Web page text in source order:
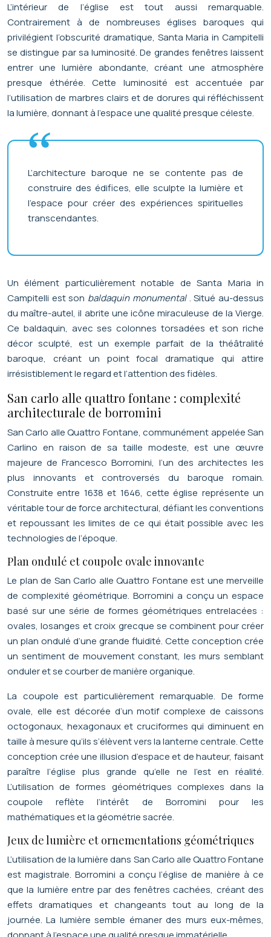
L’intérieur de l’église est tout aussi remarquable.
Contrairement à de nombreuses églises baroques qui
privilégient l’obscurité dramatique, Santa Maria in Campitelli
se distingue par sa luminosité. De grandes fenêtres laissent
entrer une lumière abondante, créant une atmosphère
presque éthérée. Cette luminosité est accentuée par
l’utilisation de marbres clairs et de dorures qui réfléchissent
la lumière, donnant à l’espace une qualité presque céleste.
L’architecture baroque ne se contente pas de
construire des édifices, elle sculpte la lumière et
l’espace pour créer des expériences spirituelles
transcendantes.
Un élément particulièrement notable de Santa Maria in
Campitelli est son baldaquin monumental. Situé au-dessus
du maître-autel, il abrite une icône miraculeuse de la Vierge.
Ce baldaquin, avec ses colonnes torsadées et son riche
décor sculpté, est un exemple parfait de la théâtralité
baroque, créant un point focal dramatique qui attire
irrésistiblement le regard et l’attention des fidèles.
San carlo alle quattro fontane : complexité
architecturale de borromini
San Carlo alle Quattro Fontane, communément appelée San
Carlino en raison de sa taille modeste, est une œuvre
majeure de Francesco Borromini, l’un des architectes les
plus innovants et controversés du baroque romain.
Construite entre 1638 et 1646, cette église représente un
véritable tour de force architectural, défiant les conventions
et repoussant les limites de ce qui était possible avec les
technologies de l’époque.
Plan ondulé et coupole ovale innovante
Le plan de San Carlo alle Quattro Fontane est une merveille
de complexité géométrique. Borromini a conçu un espace
basé sur une série de formes géométriques entrelacées :
ovales, losanges et croix grecque se combinent pour créer
un plan ondulé d’une grande fluidité. Cette conception crée
un sentiment de mouvement constant, les murs semblant
onduler et se courber de manière organique.
La coupole est particulièrement remarquable. De forme
ovale, elle est décorée d’un motif complexe de caissons
octogonaux, hexagonaux et cruciformes qui diminuent en
taille à mesure qu’ils s’élèvent vers la lanterne centrale. Cette
conception crée une illusion d’espace et de hauteur, faisant
paraître l’église plus grande qu’elle ne l’est en réalité.
L’utilisation de formes géométriques complexes dans la
coupole reflète l’intérêt de Borromini pour les
mathématiques et la géométrie sacrée.
Jeux de lumière et ornementations géométriques
L’utilisation de la lumière dans San Carlo alle Quattro Fontane
est magistrale. Borromini a conçu l’église de manière à ce
que la lumière entre par des fenêtres cachées, créant des
effets dramatiques et changeants tout au long de la
journée. La lumière semble émaner des murs eux-mêmes,